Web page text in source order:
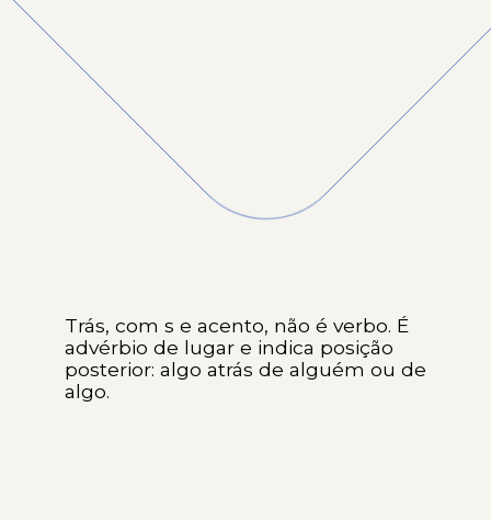
Trás, com s e acento, não é verbo. É
advérbio de lugar e indica posição
posterior: algo atrás de alguém ou de
algo.